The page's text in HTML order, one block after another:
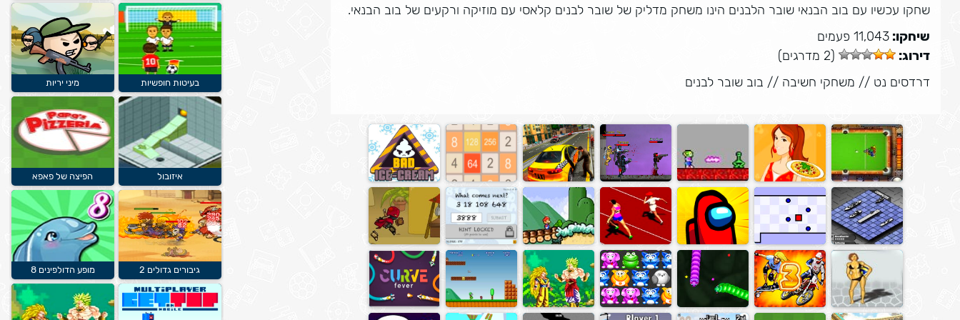
שחקו עכשיו עם בוב הבנאי שובר הלבנים הינו משחק מדליק של שובר לבנים קלאסי עם מוזיקה ורקעים של בוב הבנאי.
שיחקו:11,043 פעמים
דירוג:
(2 מדרגים)
דרדסים נט // משחקי חשיבה // בוב שובר לבנים בעיטות חופשיות מיני יריות
איזובול הפיצה של פאפא
גיבורים גדולים 2 מופע הדולפינים 8